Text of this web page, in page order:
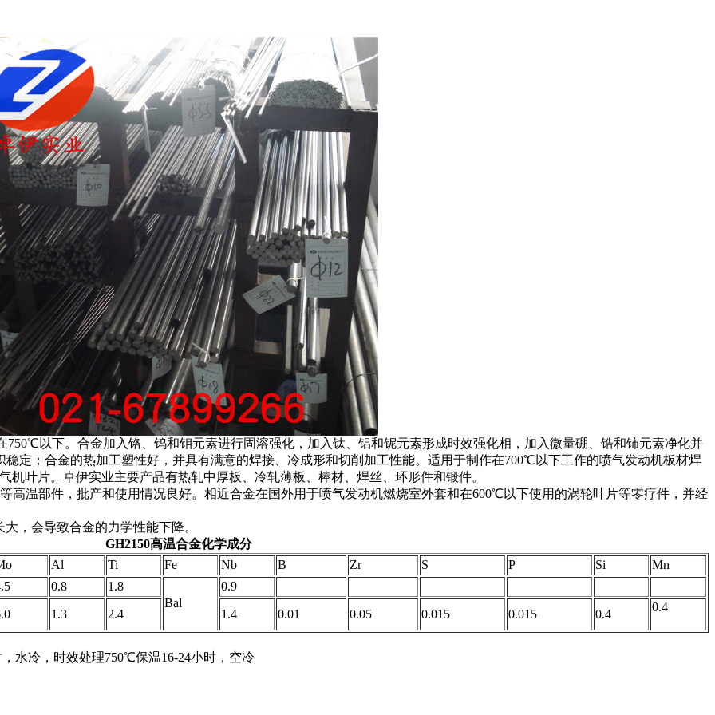
以下。合金加入铬、钨和钼元素进行固溶强化，加入钛、铝和铌元素形成时效强化相，加入微量硼、锆和铈元素净化并
定；合金的热加工塑性好，并具有满意的焊接、冷成形和切削加工性能。适用于制作在700℃以下工作的喷气发动机板材焊
叶片。卓伊实业主要产品有热轧中厚板、冷轧薄板、棒材、焊丝、环形件和锻件。
高温部件，批产和使用情况良好。相近合金在国外用于喷气发动机燃烧室外套和在600℃以下使用的涡轮叶片等零疗件，并经
会导致合金的力学性能下降。
GH2150高温合金化学成分
Al Ti Fe Nb B Zr S P Si
Mn
0.8
1.8
Bal
0.9
1.3 2.4 1.4 0.01 0.05 0.015 0.015 0.4
0.4
冷，时效处理750℃保温16-24小时，空冷